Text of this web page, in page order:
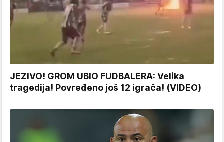
JEZIVO! GROM UBIO FUDBALERA: Velika
tragedija! Povređeno još 12 igrača! (VIDEO)